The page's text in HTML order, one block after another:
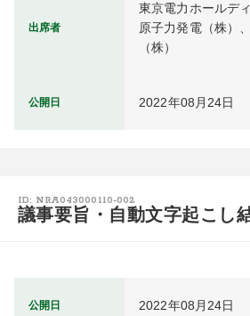
出席者
東京電力ホールデ
原子力発電（株）
（株）
公開日 2022年08月24日
ID: NRA043000110-002
議事要旨・自動文字起こし
公開日 2022年08月24日